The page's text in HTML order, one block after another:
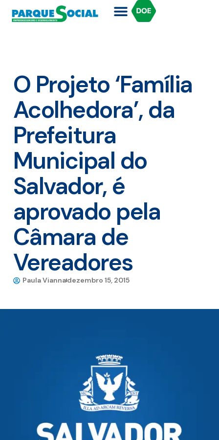
O Projeto ‘Família
Acolhedora’, da
Prefeitura
Municipal do
Salvador, é
aprovado pela
Câmara de
Vereadores
Paula Viannadezembro 15, 2015